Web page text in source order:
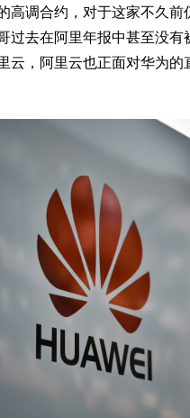
高调合约，对于这家不久
过去在阿里年报中甚至没
云，阿里云也正面对华为